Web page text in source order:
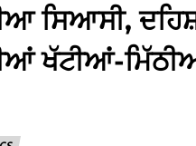
ਸਿਆਸੀ,
ਖੱਟੀਆਂ-